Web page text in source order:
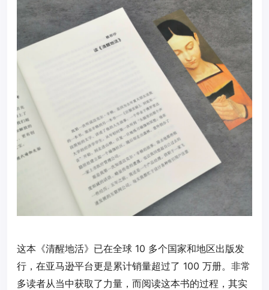
这本《清醒地活》已在全球 10 多个国家和地区出版发
行，在亚马逊平台更是累计销量超过了 100 万册。非常
多读者从当中获取了力量，而阅读这本书的过程，其实